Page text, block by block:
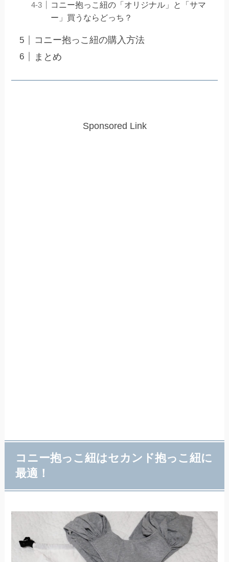
コニー抱っこ紐の「オリジナル」と「サマ
ー」買うならどっち？
コニー抱っこ紐の購入方法
まとめ
Sponsored Link
コニー抱っこ紐はセカンド抱っこ紐に
最適！